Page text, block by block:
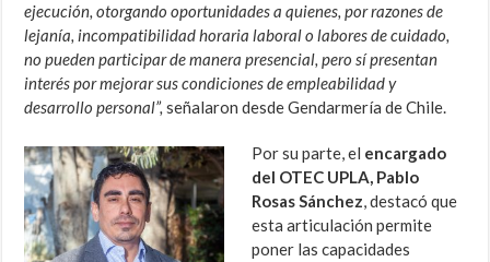
ejecución, otorgando oportunidades a quienes, por razones de
lejanía, incompatibilidad horaria laboral o labores de cuidado,
no pueden participar de manera presencial, pero sí presentan
interés por mejorar sus condiciones de empleabilidad y
desarrollo personal”, señalaron desde Gendarmería de Chile.
Por su parte, el encargado
del OTEC UPLA, Pablo
Rosas Sánchez, destacó que
esta articulación permite
poner las capacidades